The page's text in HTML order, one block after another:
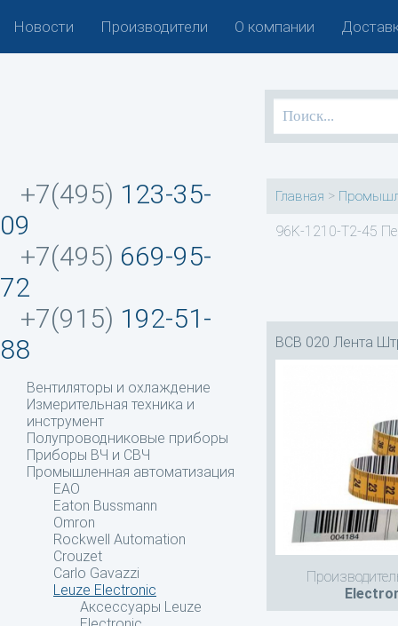
Новости Производители О компании
+7(495) 123-35-
09
+7(495) 669-95-
72
+7(915) 192-51-
88
Вентиляторы и охлаждение
Измерительная техника и
инструмент
Полупроводниковые приборы
Приборы ВЧ и СВЧ
Промышленная автоматизация
EAO
Eaton Bussmann
Omron
Rockwell Automation
Crouzet
Carlo Gavazzi
Leuze Electronic
Аксессуары Leuze
Главная >
96K-1210-T2-45
BCB 020 Лента